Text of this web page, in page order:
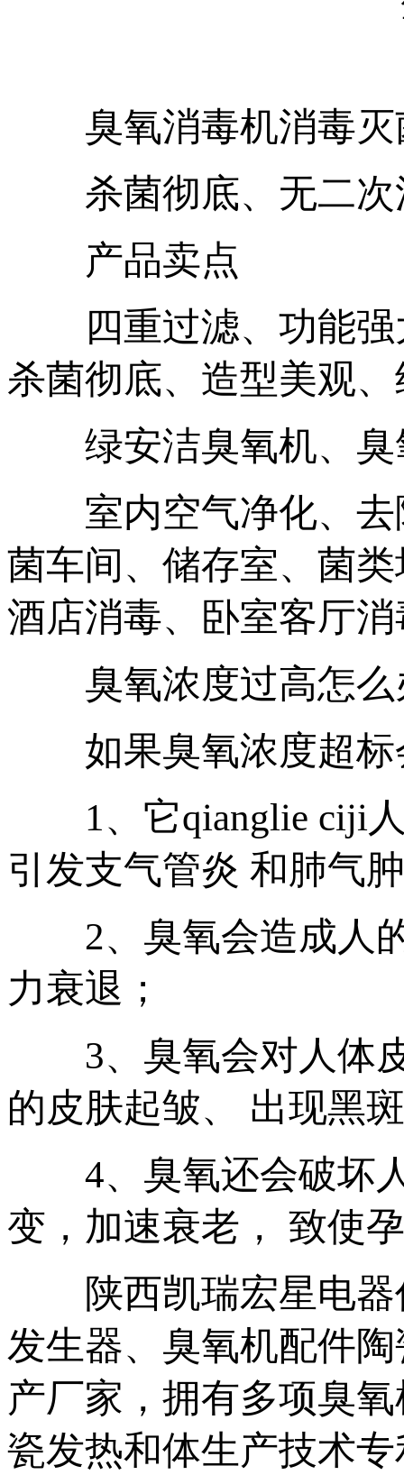
臭氧消毒机消毒灭
杀菌彻底、无二次
产品卖点
四重过滤、功能强
杀菌彻底、造型美观
绿安洁臭氧机、臭
室内空气净化、去
菌车间、储存室、菌
酒店消毒、卧室客厅
臭氧浓度过高怎
如果臭氧浓度超标
1、它qianglie ciji人
引发支气管炎 和肺气
2、臭氧会造成人的
力衰退；
3、臭氧会对人体皮
的皮肤起皱、 出现黑
4、臭氧还会破坏人
变，加速衰老， 致使
陕西凯瑞宏星电器
发生器、臭氧机配件
产厂家，拥有多项臭
瓷发热和体生产技术